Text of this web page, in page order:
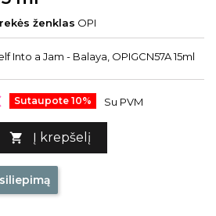
ženklas OPI
Into a Jam - Balaya, OPIGCN57A 15ml
Sutaupote 10% Su PVM
 Į krepšelį